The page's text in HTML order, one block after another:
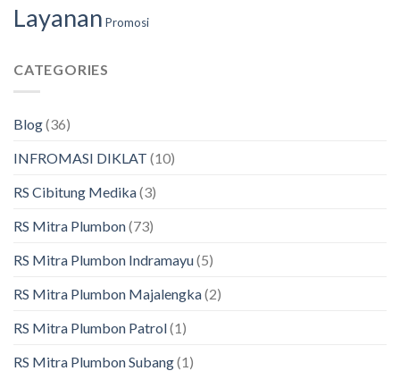
Layanan Promosi
CATEGORIES
Blog(36)
INFROMASI DIKLAT (10)
RS Cibitung Medika(3)
RS Mitra Plumbon(73)
RS Mitra Plumbon Indramayu(5)
RS Mitra Plumbon Majalengka(2)
RS Mitra Plumbon Patrol(1)
RS Mitra Plumbon Subang(1)